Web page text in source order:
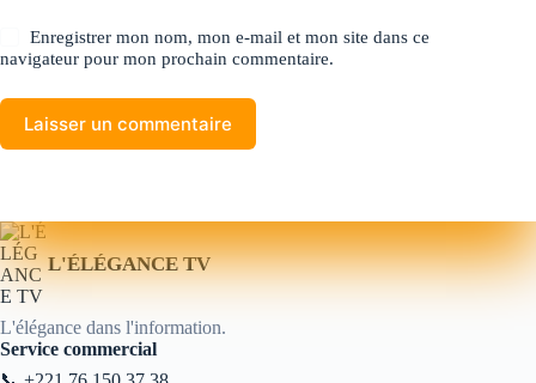
Enregistrer mon nom, mon e-mail et mon site dans ce
navigateur pour mon prochain commentaire.
Laisser un commentaire
L'ÉLÉGANCE TV
L'élégance dans l'information.
Service commercial